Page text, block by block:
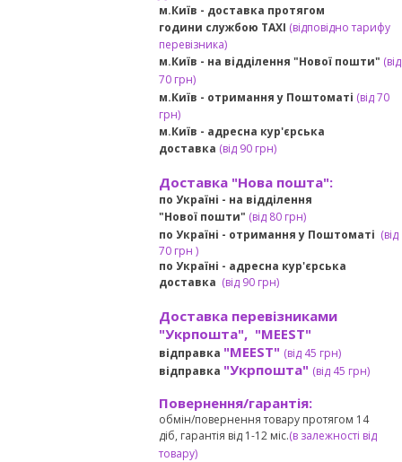
м.Київ - доставка протягом
години службою TAXI (відповідно тарифу
перевізника)
м.Київ - на відділення "Нової пошти" (від
70 грн)
м.Київ - отримання у Поштоматі (від 70
грн)
м.Київ - адресна кур'єрська
доставка (від90 грн)
Доставка "Нова пошта":
по Україні - на відділення
"Нової пошти" (від 80 грн)
по Україні - отримання у Поштоматі (від
70 грн )
по Україні - адресна кур'єрська
доставка (від90 грн)
Доставка перевізниками
"Укрпошта", "MEEST"
відправка "MEEST" (від 45 грн)
відправка "Укрпошта" (від 45 грн)
Повернення/гарантія:
обмін/повернення товару протягом 14
діб, гарантія від 1-12 міс.(в залежності від
товару)